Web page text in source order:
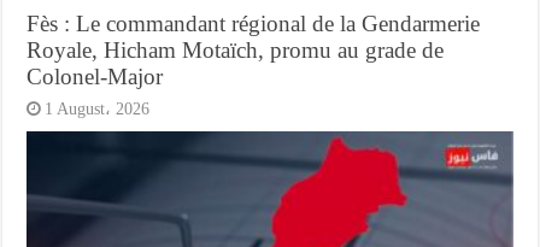
Fès : Le commandant régional de la Gendarmerie
Royale, Hicham Motaïch, promu au grade de
Colonel-Major
1 August، 2026